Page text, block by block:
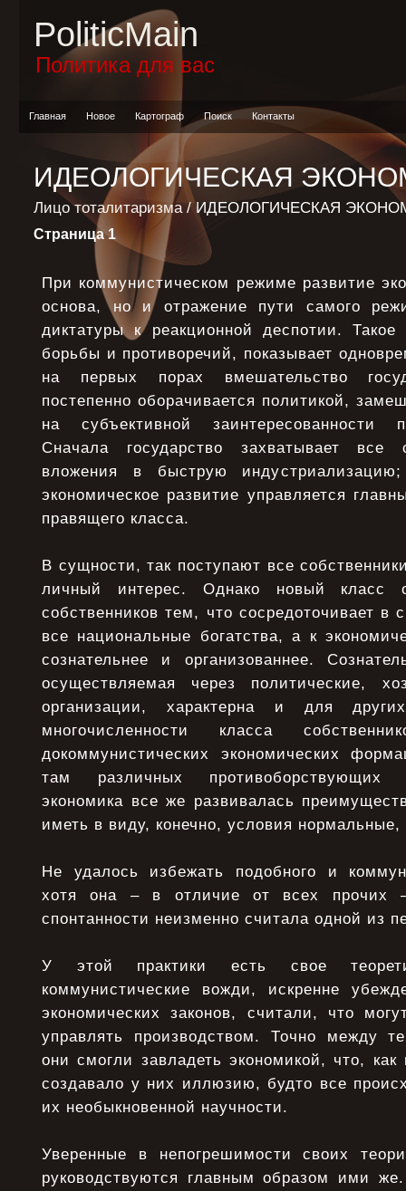
PoliticMain
Политика для вас
Главная Новое Картограф Поиск Контакты
ИДЕОЛОГИЧЕСКАЯ
Лицо тоталитаризма/ ИДЕОЛОГИЧЕСКАЯ
Страница 1
При коммунистическом режиме развитие
основа, но и отражение пути самого
диктатуры к реакционной деспотии. Такое
борьбы и противоречий, показывает
на первых порах вмешательство
постепенно оборачивается политикой,
на субъективной заинтересованности
Сначала государство захватывает все
вложения в быструю
экономическое развитие управляется
правящего класса.
В сущности, так поступают все
личный интерес. Однако новый класс
собственников тем, что сосредоточивает в
все национальные богатства, а к
сознательнее и организованнее.
осуществляемая через политические,
организации, характерна и для
многочисленности класса
докоммунистических экономических
там различных противоборствующих
экономика все же развивалась
иметь в виду, конечно, условия
Не удалось избежать подобного и
хотя она – в отличие от всех прочих
спонтанности неизменно считала одной из
У этой практики есть свое
коммунистические вожди, искренне
экономических законов, считали, что
управлять производством. Точно между
они смогли завладеть экономикой, что,
создавало у них иллюзию, будто все
их необыкновенной научности.
Уверенные в непогрешимости своих
руководствуются главным образом ими